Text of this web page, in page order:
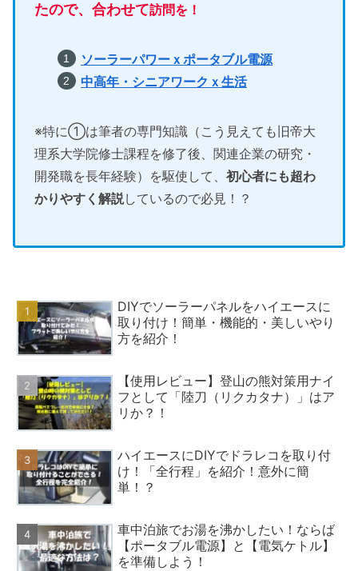
たので、合わせて訪問を！
ソーラーパワーｘポータブル電源
中高年・シニアワークｘ生活
※特に①は筆者の専門知識（こう見えても旧帝大
理系大学院修士課程を修了後、関連企業の研究・
開発職を長年経験）を駆使して、 初心者にも超わ
かりやすく解説しているので必見！？
DIYでソーラーパネルをハイエースに
取り付け！簡単・機能的・美しいやり
方を紹介！
【使用レビュー】登山の熊対策用ナイ
フとして「陸刀（リクカタナ）」はア
リか？！
ハイエースにDIYでドラレコを取り付
け！「全行程」を紹介！意外に簡
単！？
車中泊旅でお湯を沸かしたい！ならば
【ポータブル電源】と【電気ケトル】
を準備しよう！